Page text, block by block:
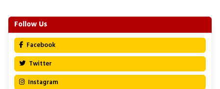
Follow Us
Facebook
Twitter
Instagram